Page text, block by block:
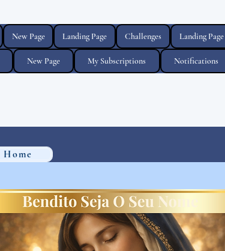
New Page Landing Page Challenges Landing Page
New Page My Subscriptions Notifications
Home